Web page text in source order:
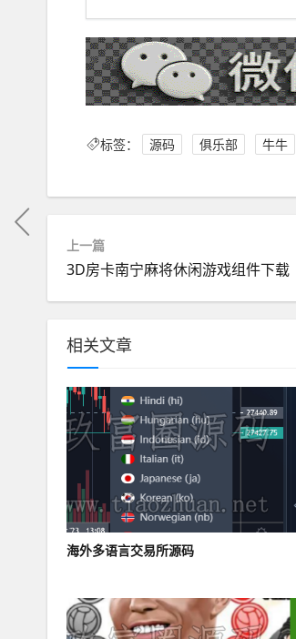
标签： 源码 俱乐部 牛牛
上一篇
3D房卡南宁麻将休闲游戏组件下载
相关文章
海外多语言交易所源码